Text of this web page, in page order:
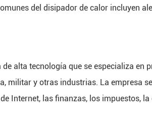
del disipador de calor incluyen
alta tecnología que se especializa en
militar y otras industrias. La empresa
Internet, las finanzas, los impuestos,